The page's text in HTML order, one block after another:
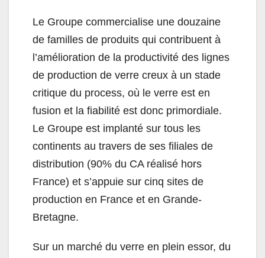
Le Groupe commercialise une douzaine
de familles de produits qui contribuent à
l’amélioration de la productivité des lignes
de production de verre creux à un stade
critique du process, où le verre est en
fusion et la fiabilité est donc primordiale.
Le Groupe est implanté sur tous les
continents au travers de ses filiales de
distribution (90% du CA réalisé hors
France) et s’appuie sur cinq sites de
production en France et en Grande-
Bretagne.
Sur un marché du verre en plein essor, du